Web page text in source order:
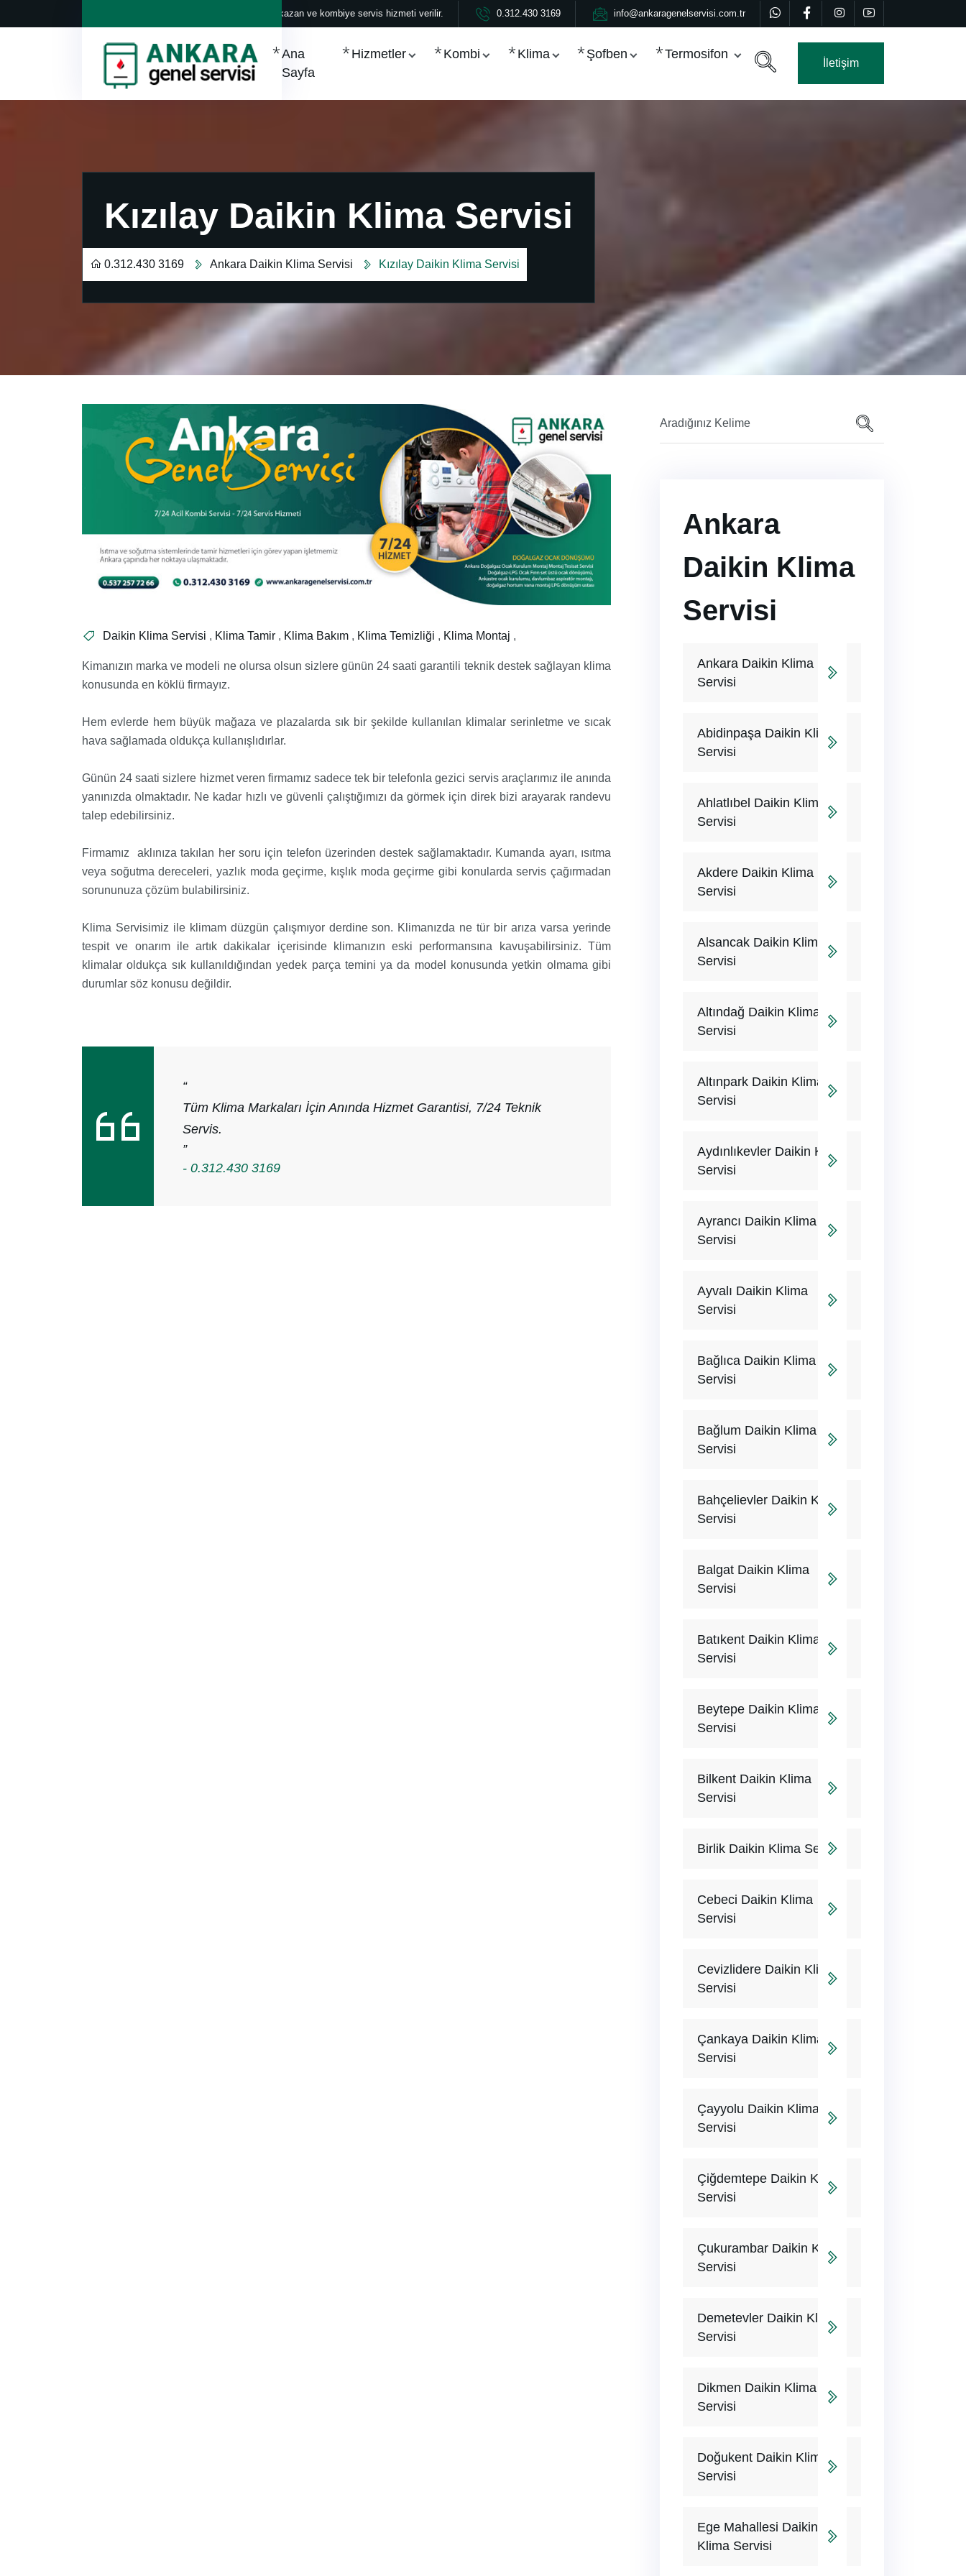
Her marka klima, kazan ve kombiye servis hizmeti verilir. 0.312.430 3169 info@ankaragenelservisi.com.tr
Ana
Sayfa
Hizmetler Kombi Klima Şofben Termosifon
İletişim
Kızılay Daikin Klima Servisi
0.312.430 3169 Ankara Daikin Klima Servisi Kızılay Daikin Klima Servisi
Daikin Klima Servisi , Klima Tamir , Klima Bakım , Klima Temizliği , Klima Montaj ,
Kimanızın marka ve modeli ne olursa olsun sizlere günün 24 saati garantili teknik destek sağlayan klima
konusunda en köklü firmayız.
Hem evlerde hem büyük mağaza ve plazalarda sık bir şekilde kullanılan klimalar serinletme ve sıcak
hava sağlamada oldukça kullanışlıdırlar.
Günün 24 saati sizlere hizmet veren firmamız sadece tek bir telefonla gezici servis araçlarımız ile anında
yanınızda olmaktadır. Ne kadar hızlı ve güvenli çalıştığımızı da görmek için direk bizi arayarak randevu
talep edebilirsiniz.
Firmamız aklınıza takılan her soru için telefon üzerinden destek sağlamaktadır. Kumanda ayarı, ısıtma
veya soğutma dereceleri, yazlık moda geçirme, kışlık moda geçirme gibi konularda servis çağırmadan
sorununuza çözüm bulabilirsiniz.
Klima Servisimiz ile klimam düzgün çalışmıyor derdine son. Klimanızda ne tür bir arıza varsa yerinde
tespit ve onarım ile artık dakikalar içerisinde klimanızın eski performansına kavuşabilirsiniz. Tüm
klimalar oldukça sık kullanıldığından yedek parça temini ya da model konusunda yetkin olmama gibi
durumlar söz konusu değildir.
“
Tüm Klima Markaları İçin Anında Hizmet Garantisi, 7/24 Teknik
Servis.
”
- 0.312.430 3169
Ankara
Daikin Klima
Servisi
Ankara Daikin Klima
Servisi
Abidinpaşa Daikin Klima
Servisi
Ahlatlıbel Daikin Klima
Servisi
Akdere Daikin Klima
Servisi
Alsancak Daikin Klima
Servisi
Altındağ Daikin Klima
Servisi
Altınpark Daikin Klima
Servisi
Aydınlıkevler Daikin Klima
Servisi
Ayrancı Daikin Klima
Servisi
Ayvalı Daikin Klima
Servisi
Bağlıca Daikin Klima
Servisi
Bağlum Daikin Klima
Servisi
Bahçelievler Daikin Klima
Servisi
Balgat Daikin Klima
Servisi
Batıkent Daikin Klima
Servisi
Beytepe Daikin Klima
Servisi
Bilkent Daikin Klima
Servisi
Birlik Daikin Klima Servisi
Cebeci Daikin Klima
Servisi
Cevizlidere Daikin Klima
Servisi
Çankaya Daikin Klima
Servisi
Çayyolu Daikin Klima
Servisi
Çiğdemtepe Daikin Klima
Servisi
Çukurambar Daikin Klima
Servisi
Demetevler Daikin Klima
Servisi
Dikmen Daikin Klima
Servisi
Doğukent Daikin Klima
Servisi
Ege Mahallesi Daikin
Klima Servisi